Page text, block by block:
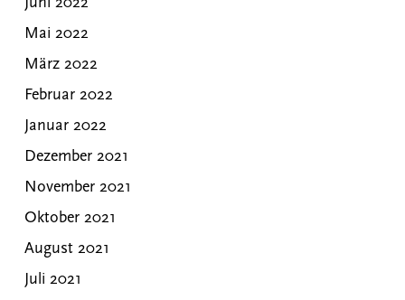
Mai 2022
März 2022
Februar 2022
Januar 2022
Dezember 2021
November 2021
Oktober 2021
August 2021
Juli 2021